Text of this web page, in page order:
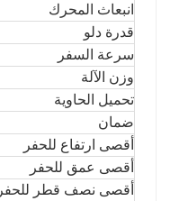
انبعاث المحرك
قدرة دلو
سرعة السفر
وزن الآلة
تحميل الحاوية
ضمان
أقصى ارتفاع للحفر
أقصى عمق للحفر
أقصى نصف قطر للحفر